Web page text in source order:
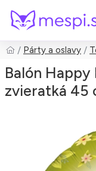
Hľadať
Párty a oslavy
Balón
zvieratká 45